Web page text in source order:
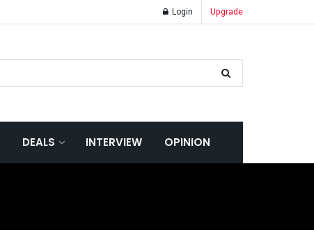
Login Upgrade
DEALS INTERVIEW OPINION